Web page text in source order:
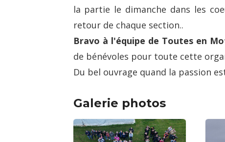
la partie le dimanche dans les
retour de chaque section..
Bravo à l'équipe de Toutes en
de bénévoles pour toute cette
Du bel ouvrage quand la passion
Galerie photos